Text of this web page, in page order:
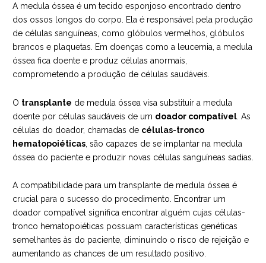
A medula óssea é um tecido esponjoso encontrado dentro
dos ossos longos do corpo. Ela é responsável pela produção
de células sanguíneas, como glóbulos vermelhos, glóbulos
brancos e plaquetas. Em doenças como a leucemia, a medula
óssea fica doente e produz células anormais,
comprometendo a produção de células saudáveis.
O transplante de medula óssea visa substituir a medula
doente por células saudáveis de um doador compatível . As
células do doador, chamadas de células-tronco
hematopoiéticas , são capazes de se implantar na medula
óssea do paciente e produzir novas células sanguíneas sadias.
A compatibilidade para um transplante de medula óssea é
crucial para o sucesso do procedimento. Encontrar um
doador compatível significa encontrar alguém cujas células-
tronco hematopoiéticas possuam características genéticas
semelhantes às do paciente, diminuindo o risco de rejeição e
aumentando as chances de um resultado positivo.